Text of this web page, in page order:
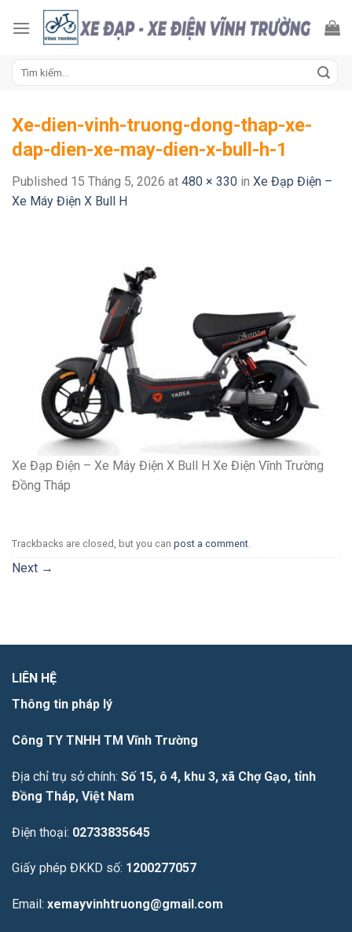
Xe-dien-vinh-truong-dong-thap-xe-
dap-dien-xe-may-dien-x-bull-h-1
Published 15 Tháng 5, 2026 at 480 × 330 in Xe Đạp Điện –
Xe Máy Điện X Bull H
Xe Đạp Điện – Xe Máy Điện X Bull H Xe Điện Vĩnh Trường
Đồng Tháp
Trackbacks are closed, but you can post a comment
Next →
LIÊN HỆ
Thông tin pháp lý
Công TY TNHH TM Vĩnh Trường
Địa chỉ trụ sở chính: Số 15, ô 4, khu 3, xã Chợ Gạo, tỉnh
Đồng Tháp, Việt Nam
Điện thoại: 02733835645
Giấy phép ĐKKD số: 1200277057
Email: xemayvinhtruong@gmail.com